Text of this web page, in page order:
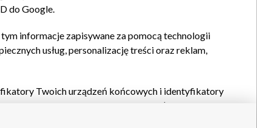
do Google.
tym informacje zapisywane za pomocą technologii
usług, personalizację treści oraz reklam,
Twoich urządzeń końcowych i identyfikatory
oraz pozostałych
reklam, wyboru spersonalizowanych